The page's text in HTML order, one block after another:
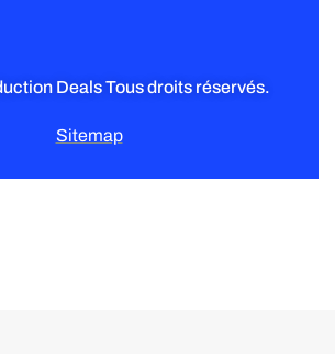
Deals Tous droits réservés.
Sitemap